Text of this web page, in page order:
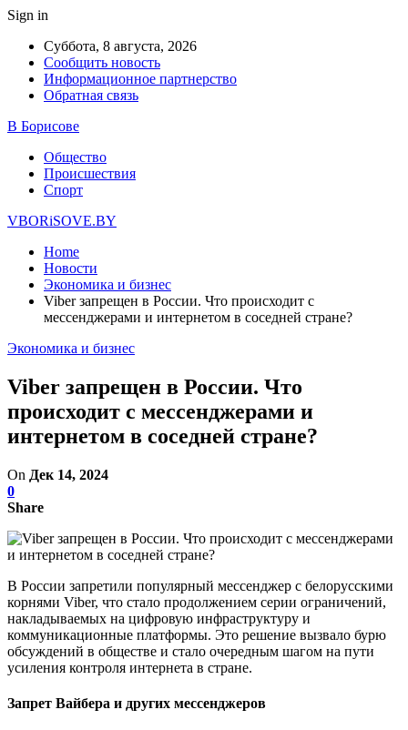
Sign in
Суббота, 8 августа, 2026
Сообщить новость
Информационное партнерство
Обратная связь
В Борисове
Общество
Происшествия
Спорт
VBORiSOVE.BY
Home
Новости
Экономика и бизнес
Viber запрещен в России. Что происходит с
мессенджерами и интернетом в соседней стране?
Экономика и бизнес
Viber запрещен в России. Что
происходит с мессенджерами и
интернетом в соседней стране?
On Дек 14, 2024
0
Share
В России запретили популярный мессенджер с белорусскими
корнями Viber, что стало продолжением серии ограничений,
накладываемых на цифровую инфраструктуру и
коммуникационные платформы. Это решение вызвало бурю
обсуждений в обществе и стало очередным шагом на пути
усиления контроля интернета в стране.
Запрет Вайбера и других мессенджеров